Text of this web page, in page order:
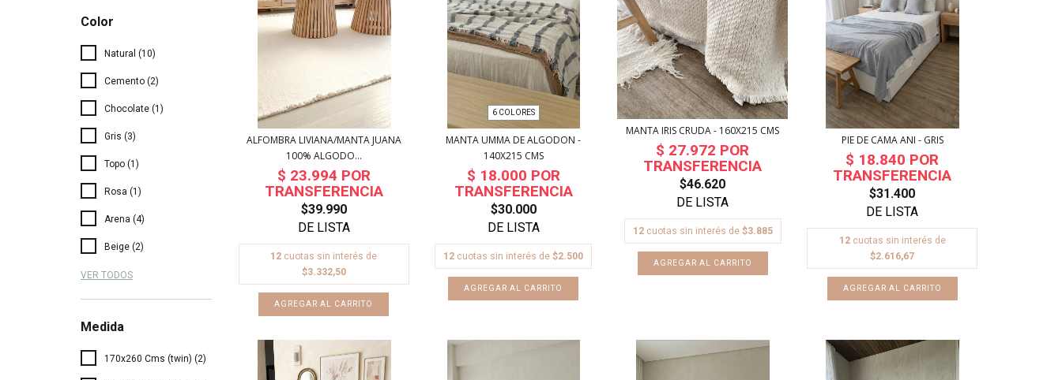
Color
Natural (10)
Cemento (2)
Chocolate (1)
Gris (3)
Topo (1)
Rosa (1)
Arena (4)
Beige (2)
VER TODOS
Medida
170x260 Cms (twin) (2)
ALFOMBRA LIVIANA/MANTA JUANA
100% ALGODO...
$39.990
12 cuotas sin interés de
$3.332,50
6 COLORES
MANTA UMMA DE ALGODON -
140X215 CMS
$30.000
12 cuotas sin interés de$2.500
AGREGAR AL CARRITO
MANTA IRIS CRUDA - 160X215 CMS
$46.620
12 cuotas sin interés de $3.885
PIE DE CAMA ANI - GRIS
$31.400
12 cuotas sin interés de
$2.616,67